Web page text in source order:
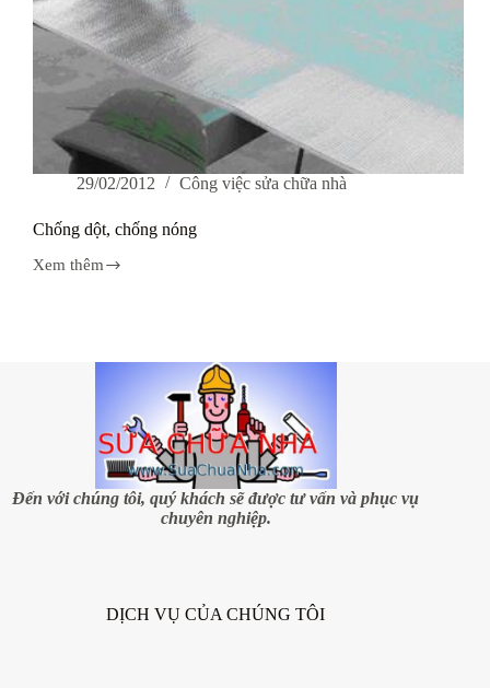
29/02/2012 Công việc sửa chữa nhà
Chống dột, chống nóng
Xem thêm
Chống
Đến với chúng tôi, quý khách sẽ được tư vấn và phục vụ
chuyên nghiệp.
DỊCH VỤ CỦA CHÚNG TÔI